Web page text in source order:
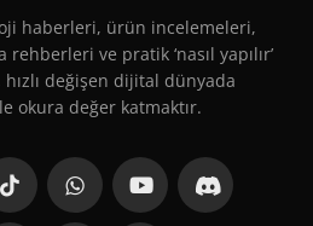
haberleri, ürün incelemeleri,
rehberleri ve pratik ‘nasıl yapılır’
değişen dijital dünyada
okura değer katmaktır.